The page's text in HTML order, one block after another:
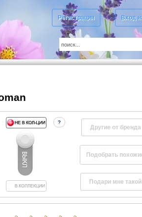
Регистрация Вход
?
Другие от бренда